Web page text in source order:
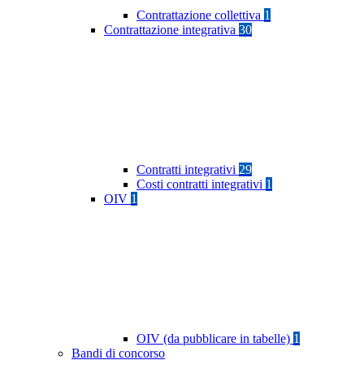
Contrattazione collettiva 1
Contrattazione integrativa 30
Contratti integrativi 29
Costi contratti integrativi 1
OIV 1
OIV (da pubblicare in tabelle) 1
Bandi di concorso